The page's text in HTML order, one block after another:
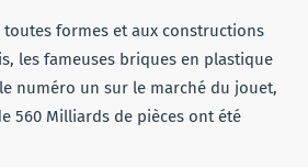
toutes formes et aux constructions
les fameuses briques en plastique
numéro un sur le marché du jouet,
560 Milliards de pièces ont été